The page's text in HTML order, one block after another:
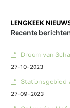
LENGKEEK
Recente berichten
Droom van
27-10-2023
Stationsgebied
27-09-2023